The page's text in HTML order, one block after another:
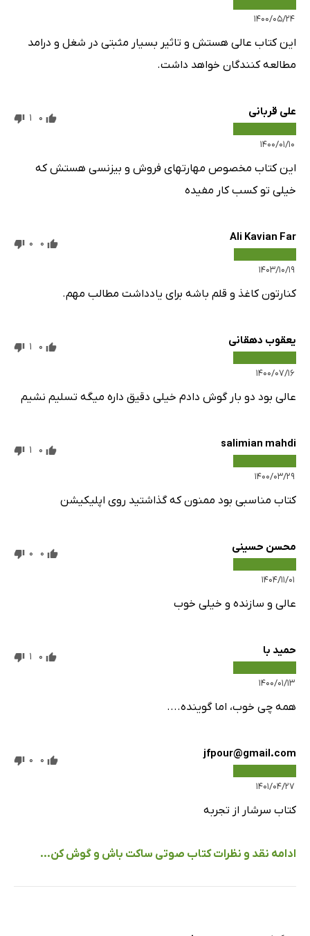
۱۴۰۰/۰۵/۲۴
این کتاب عالی هستش و تاثیر بسیار مثبتی در شغل و درامد
مطالعه کنندگان خواهد داشت.
علی قربانی
۱۴۰۰/۰۱/۱۰
0
1
این کتاب مخصوص مهارتهای فروش و بیزنسی هستش که
خیلی تو کسب کار مفیده
Ali Kavian Far
۱۴۰۳/۱۰/۱۹
0
0
کنارتون کاغذ و قلم باشه برای یادداشت مطالب مهم.
یعقوب دهقانی
۱۴۰۰/۰۷/۱۶
0
1
عالی بود دو بار گوش دادم خیلی دقیق داره میگه تسلیم نشیم
salimian mahdi
۱۴۰۰/۰۳/۲۹
0
1
کتاب مناسبی بود ممنون که گذاشتید روی اپلیکیشن
محسن حسینی
۱۴۰۴/۱۱/۰۱
0
0
عالی و سازنده و خیلی خوب
حمید با
۱۴۰۰/۰۱/۱۳
0
1
همه چی خوب، اما گوینده....
jfpour@gmail.com
۱۴۰۱/۰۴/۲۷
0
0
کتاب سرشار از تجربه
ادامه نقد و نظرات کتاب صوتی ساکت باش و گوش کن...